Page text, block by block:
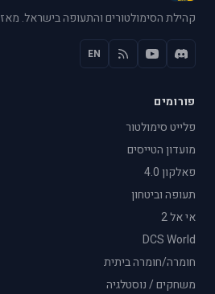
קהילת הסימולטורים והתעופה בישראל. מאז 2005.
EN
פורומים
פלייט סימולטור
מועדון הטייסים
פאלקון 4.0
תעופה וביטחון
אי אל 2
DCS World
חומרה/חומרה ביתית
משחקים / נוסטלגיה